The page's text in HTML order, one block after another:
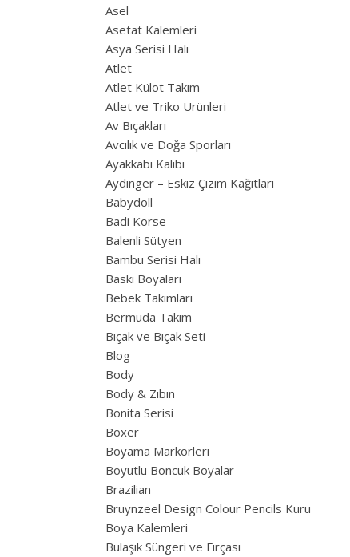
Asel
Asetat Kalemleri
Asya Serisi Halı
Atlet
Atlet Külot Takım
Atlet ve Triko Ürünleri
Av Bıçakları
Avcılık ve Doğa Sporları
Ayakkabı Kalıbı
Aydınger – Eskiz Çizim Kağıtları
Babydoll
Badi Korse
Balenli Sütyen
Bambu Serisi Halı
Baskı Boyaları
Bebek Takımları
Bermuda Takım
Bıçak ve Bıçak Seti
Blog
Body
Body & Zıbın
Bonita Serisi
Boxer
Boyama Markörleri
Boyutlu Boncuk Boyalar
Brazilian
Bruynzeel Design Colour Pencils Kuru
Boya Kalemleri
Bulaşık Süngeri ve Fırçası